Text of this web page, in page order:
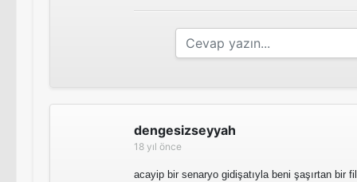
dengesizseyyah
18 yıl önce
acayip bir senaryo gidişatıyla beni şaşırtan bir